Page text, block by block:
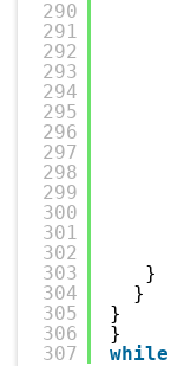
290
291
292
293
294
295
296
297
298
299
300
301
302
303
304
305
306
307
}
}
}
}
while